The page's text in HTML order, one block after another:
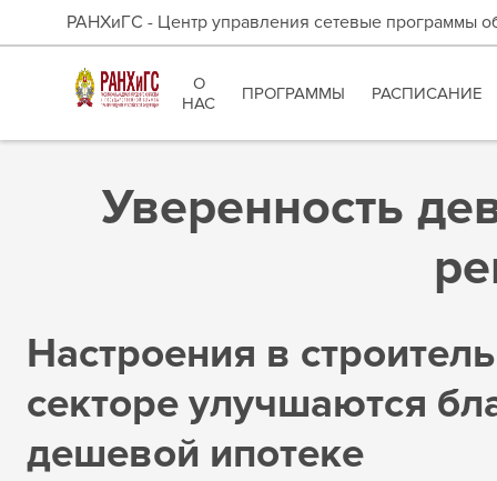
РАНХиГС - Центр управления сетевые программы
О
НАС
ПРОГРАММЫ РАСПИСАНИЕ
Уверенность
Настроения в
секторе улучшаются
дешевой ипотеке